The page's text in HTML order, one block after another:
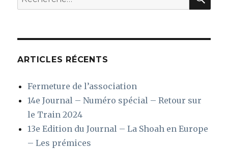
jusqu’au
pour
ARTICLES RÉCENTS
Fermeture de l’association
14e Journal – Numéro spécial – Retour sur
le Train 2024
13e Edition du Journal – La Shoah en Europe
– Les prémices